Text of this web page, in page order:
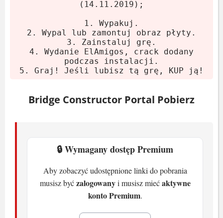
2 GB RAM
Miejsce na dysku:200 MB HDD
System operacyjny: Windows 7/8/10
Bridge Constructor Portal -
Tworzysz mosty z drewna, stali i betonu.
Portale zmieniają trajektorie. Chemikalia
dodają chaosu. Bywa, że jedna belka za
dużo i całość pada.
Gra dostępna po angielsku, francusku,
niemiecku i wielu innych językach.
(14.11.2019);
1. Wypakuj.
2. Wypal lub zamontuj obraz płyty.
3. Zainstaluj grę.
4. Wydanie ElAmigos, crack dodany
podczas instalacji.
5. Graj! Jeśli lubisz tą grę, KUP ją!
Bridge Constructor Portal Pobierz
🔒 Wymagany dostęp Premium
Aby zobaczyć udostępnione linki do pobrania
musisz byćzalogowanyi musisz miećaktywne
konto Premium.